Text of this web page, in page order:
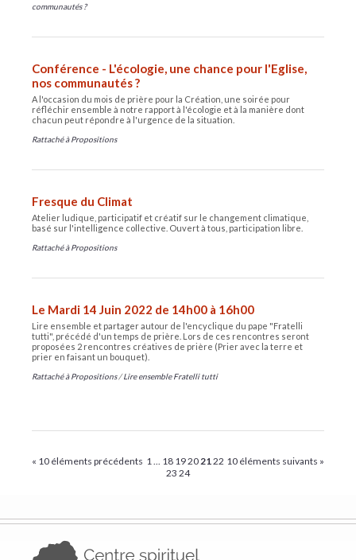
communautés ?
Conférence - L'écologie, une chance pour l'Eglise,
nos communautés ?
A l'occasion du mois de prière pour la Création, une soirée pour
réfléchir ensemble à notre rapport à l'écologie et à la manière dont
chacun peut répondre à l'urgence de la situation.
Rattaché à Propositions
Fresque du Climat
Atelier ludique, participatif et créatif sur le changement climatique,
basé sur l'intelligence collective. Ouvert à tous, participation libre.
Rattaché à Propositions
Le Mardi 14 Juin 2022 de 14h00 à 16h00
Lire ensemble et partager autour de l'encyclique du pape "Fratelli
tutti", précédé d'un temps de prière. Lors de ces rencontres seront
proposées 2 rencontres créatives de prière (Prier avec la terre et
prier en faisant un bouquet).
Rattaché à Propositions /Lire ensemble Fratelli tutti
« 10 éléments précédents 10 éléments suivants »
1... 18 19202122
23 24